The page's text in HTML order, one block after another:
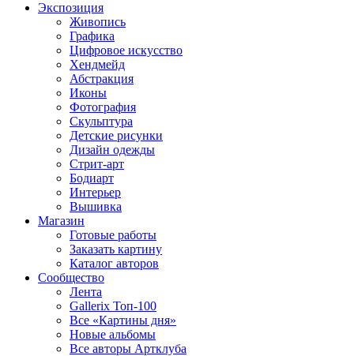
Экспозиция
Живопись
Графика
Цифровое искусство
Хендмейд
Абстракция
Иконы
Фотография
Скульптура
Детские рисунки
Дизайн одежды
Стрит-арт
Бодиарт
Интерьер
Вышивка
Магазин
Готовые работы
Заказать картину
Каталог авторов
Сообщество
Лента
Gallerix Топ-100
Все «Картины дня»
Новые альбомы
Все авторы Артклуба